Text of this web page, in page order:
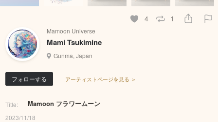
4 1
Mamoon Universe
Mami Tsukimine
Gunma, Japan
フォローする アーティストページを見る ＞
Title: Mamoon フラワームーン
2023/11/18